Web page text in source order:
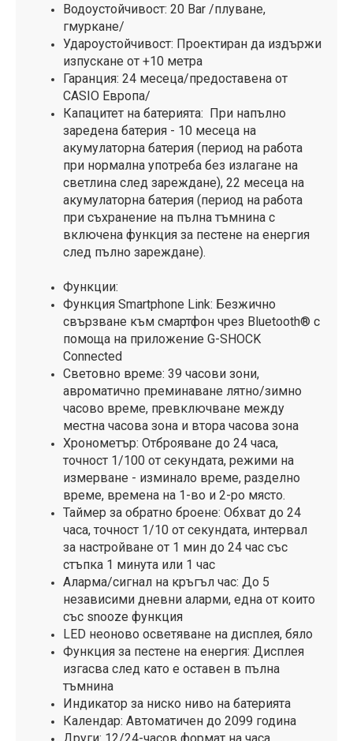
Водоустойчивост: 20 Bar /плуване,
гмуркане/
Удароустойчивост: Проектиран да издържи
изпускане от +10 метра
Гаранция: 24 месеца/предоставена от
CASIO Европа/
Капацитет на батерията: При напълно
заредена батерия - 10 месеца на
акумулаторна батерия (период на работа
при нормална употреба без излагане на
светлина след зареждане), 22 месеца на
акумулаторна батерия (период на работа
при съхранение на пълна тъмнина с
включена функция за пестене на енергия
след пълно зареждане).
Функции:
Функция Smartphone Link: Безжично
свързване към смартфон чрез Bluetooth® с
помоща на приложение G-SHOCK
Connected
Световно време: 39 часови зони,
авроматично преминаване лятно/зимно
часово време, превключване между
местна часова зона и втора часова зона
Хронометър: Отброяване до 24 часа,
точност 1/100 от секундата, режими на
измерване - изминало време, разделно
време, времена на 1-во и 2-ро място.
Таймер за обратно броене: Обхват до 24
часа, точност 1/10 от секундата, интервал
за настройване от 1 мин до 24 час със
стъпка 1 минута или 1 час
Аларма/сигнал на кръгъл час: До 5
независими дневни аларми, една от които
със snоoze функция
LED неоново осветяване на дисплея, бяло
Функция за пестене на енергия: Дисплея
изгасва след като е оставен в пълна
тъмнина
Индикатор за ниско ниво на батерията
Календар: Автоматичен до 2099 година